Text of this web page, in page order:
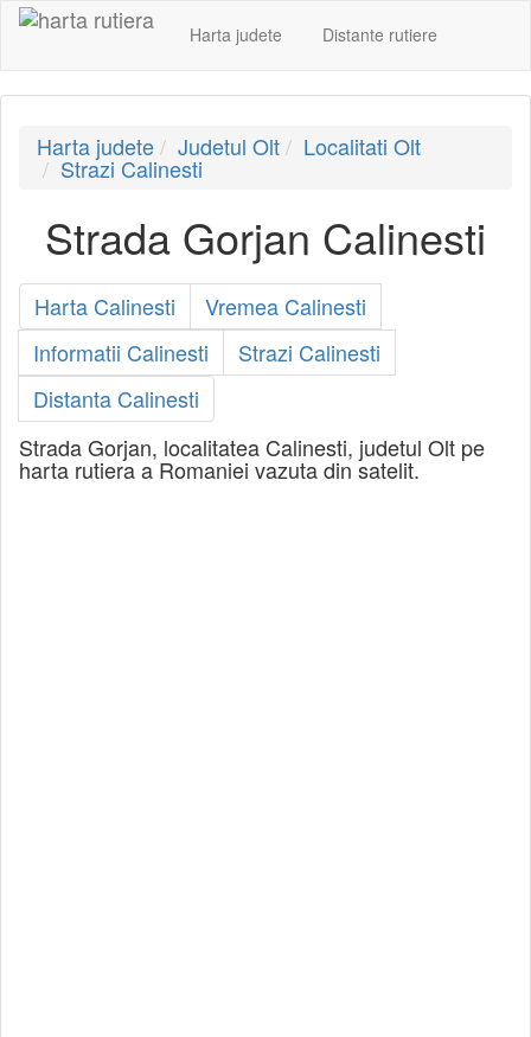
Harta judete Distante rutiere
Harta judete Judetul Olt Localitati Olt
Strazi Calinesti
Strada Gorjan Calinesti
Harta Calinesti
Vremea Calinesti
Informatii Calinesti
Strazi Calinesti
Distanta Calinesti
Strada Gorjan, localitatea Calinesti, judetul Olt pe
harta rutiera a Romaniei vazuta din satelit.